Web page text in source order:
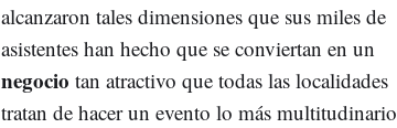
alcanzaron tales dimensiones que sus miles de
asistentes han hecho que se conviertan en un
negocio tan atractivo que todas las localidades
tratan de hacer un evento lo más multitudinario